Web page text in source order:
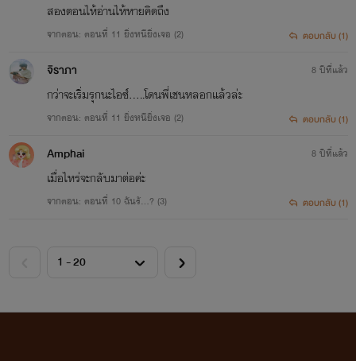
สองตอนไห้อ่านไห้หายคิดถึง
จากตอน: ตอนที่ 11 ยิ่งหนียิ่งเจอ (2) ตอบกลับ (1)
จิราภา
กว่าจะเริ่มรุกนะไอซ์.....โดนพี่เชนหลอกแล้วล่ะ
จากตอน: ตอนที่ 11 ยิ่งหนียิ่งเจอ (2)
8 ปีที่แล้ว
ตอบกลับ (1)
Amphai
เมื่อไหร่จะกลับมาต่อค่ะ
จากตอน: ตอนที่ 10 ฉันรั...? (3)
8 ปีที่แล้ว
ตอบกลับ (1)